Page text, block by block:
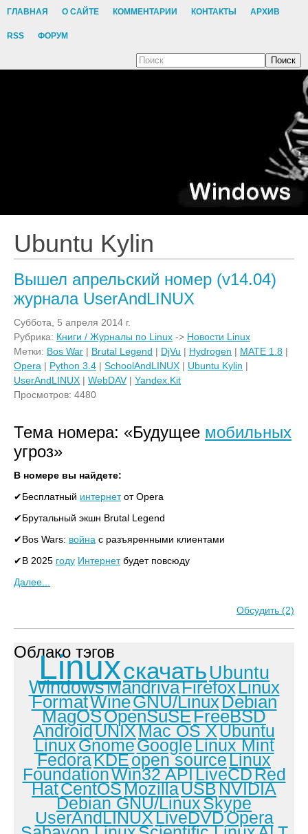
ГЛАВНАЯ О САЙТЕ КОММЕНТАРИИ КОНТАКТЫ АРХИВ
RSS ФОРУМ
Поиск
Ubuntu Kylin
Вышел апрельский номер (v14.04)
журнала UserAndLINUX
Суббота, 5 апреля 2014 г.
Рубрика: Книги / Журналы по Linux -> Новости Linux
Метки: Bos War | Brutal Legend | DjVu | Hydrogen | MATE 1.8 |
Opera | Python 3.4 | SchoolAndLINUX | Ubuntu Kylin |
UserAndLINUX | WebDAV| Yandex.Kit
Просмотров: 4480
Тема номера: «Будущее мобильных
угроз»
В номере вы найдете:
✔Бесплатный интернетот Opera
✔Брутальный экшн Brutal Legend
✔Bos Wars: война с разъяренными клиентами
✔В 2025 году Интернетбудет повсюду
Далее...
Обсудить (2)
Облако тэгов
Linuxскачать Ubuntu
WindowsMandrivaFirefoxLinux
FormatWineGNU/LinuxDebian
MagOSOpenSuSEFreeBSD
AndroidUNIXMac OS XUbuntu
LinuxGnomeGoogleLinux Mint
FedoraKDEopen sourceLinux
FoundationWin32 APILiveCDRed
HatCentOSMozillaUSBNVIDIA
Debian GNU/LinuxSkype
UserAndLINUXLiveDVDOpera